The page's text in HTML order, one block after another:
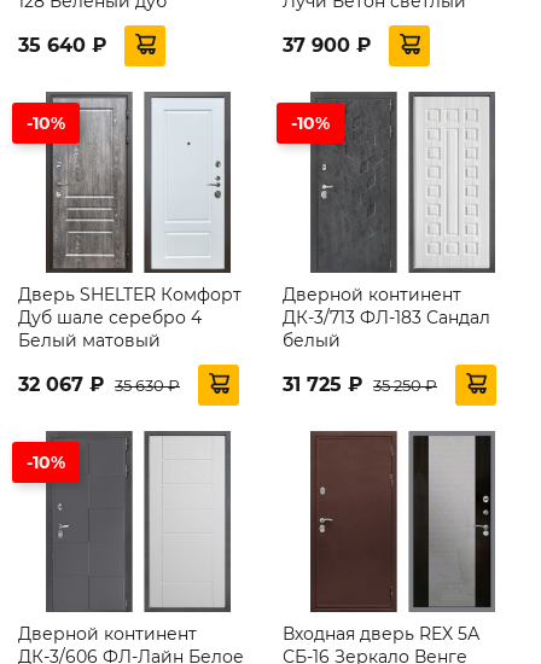
35 640 ₽ 37 900 ₽
-10%
Дверь SHELTER Комфорт
Дуб шале серебро 4
Белый матовый
32 067 ₽ 35 630 ₽
-10%
Дверной континент
ДК-3/713 ФЛ-183 Сандал
белый
31 725 ₽ 35 250 ₽
-10%
Дверной континент
ДК-3/606 ФЛ-Лайн Белое
Входная дверь REX 5А
СБ-16 Зеркало Венге